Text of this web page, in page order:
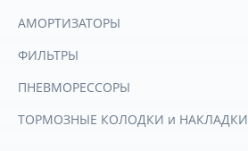
АМОРТИЗАТОРЫ
ФИЛЬТРЫ
ПНЕВМОРЕССОРЫ
ТОРМОЗНЫЕ КОЛОДКИ и НАКЛАДКИ